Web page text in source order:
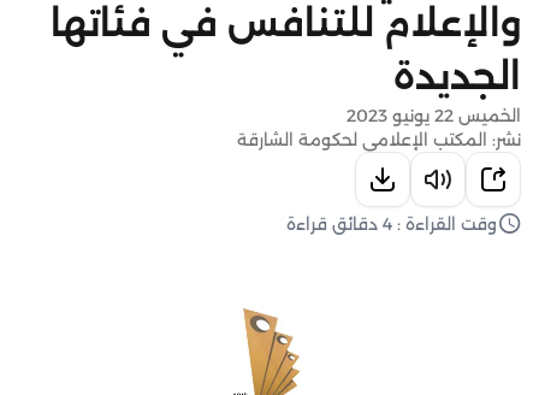
والإعلام للتنافس في فئاتها
الجديدة
الخميس 22 يونيو 2023
نشر: المكتب الإعلامي لحكومة الشارقة
وقت القراءة : 4 دقائق قراءة